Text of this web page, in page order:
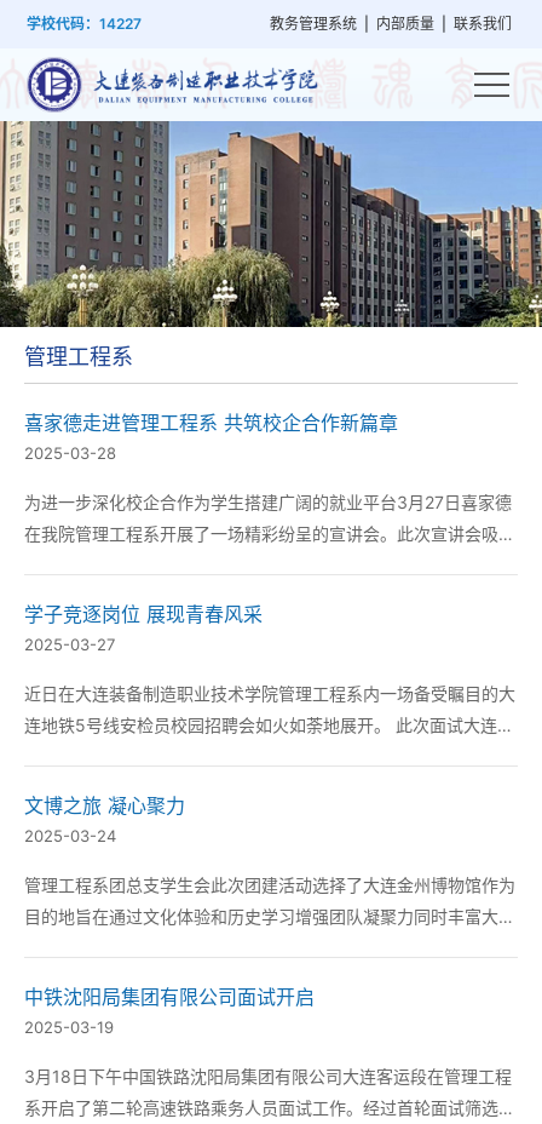
学校代码：14227 教务管理系统 内部质量 联系我们
概
况
建
设
管
理
设
置
工
作
就
业
培
训
管理工程系
喜家德走进管理工程系 共筑校企合作新篇章
2025-03-28
为进一步深化校企合作为学生搭建广阔的就业平台3月27日喜家德
在我院管理工程系开展了一场精彩纷呈的宣讲会。此次宣讲会吸引
送优秀毕业生近百名其中不少已成长为区域经...
学子竞逐岗位 展现青春风采
2025-03-27
近日在大连装备制造职业技术学院管理工程系内一场备受瞩目的大
连地铁5号线安检员校园招聘会如火如荼地展开。 此次面试大连地
极为重视。而大连装备制造职业技术学院在相关专...
文博之旅 凝心聚力
2025-03-24
管理工程系团总支学生会此次团建活动选择了大连金州博物馆作为
目的地旨在通过文化体验和历史学习增强团队凝聚力同时丰富大家
提供了一个深入了解大连及金州地区历史文化的机会。...
中铁沈阳局集团有限公司面试开启
2025-03-19
3月18日下午中国铁路沈阳局集团有限公司大连客运段在管理工程
系开启了第二轮高速铁路乘务人员面试工作。经过首轮面试筛选后